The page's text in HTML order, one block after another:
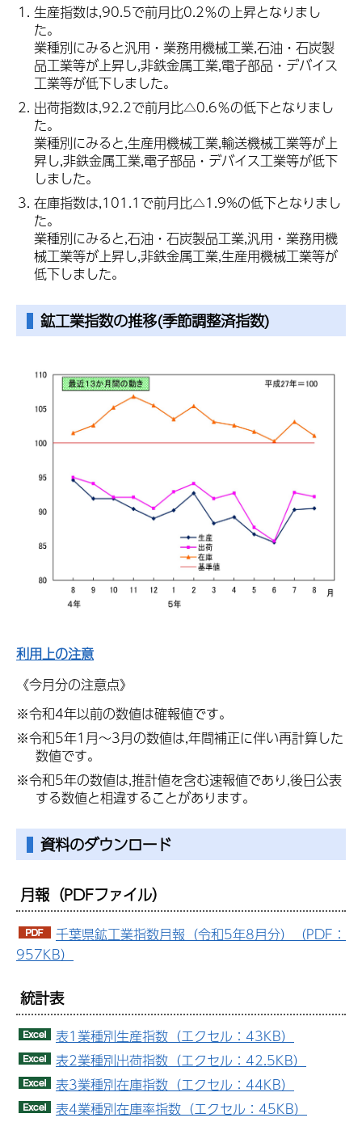
生産指数は,90.5で前月比0.2％の上昇となりまし
た。
業種別にみると汎用・業務用機械工業,石油・石炭製
品工業等が上昇し,非鉄金属工業,電子部品・デバイス
工業等が低下しました。
出荷指数は,92.2で前月比△0.6％の低下となりまし
た。
業種別にみると,生産用機械工業,輸送機械工業等が上
昇し,非鉄金属工業,電子部品・デバイス工業等が低下
しました。
在庫指数は,101.1で前月比△1.9%の低下となりまし
た。
業種別にみると,石油・石炭製品工業,汎用・業務用機
械工業等が上昇し,非鉄金属工業,生産用機械工業等が
低下しました。
鉱工業指数の推移(季節調整済指数)
利用上の注意
《今月分の注意点》
※令和4年以前の数値は確報値です。
※令和5年1月～3月の数値は,年間補正に伴い再計算した
数値です。
※令和5年の数値は,推計値を含む速報値であり,後日公表
する数値と相違することがあります。
資料のダウンロード
月報（PDFファイル）
千葉県鉱工業指数月報（令和5年8月分）（PDF：
957KB）
統計表
表1業種別生産指数（エクセル：43KB）
表2業種別出荷指数（エクセル：42.5KB）
表3業種別在庫指数（エクセル：44KB）
表4業種別在庫率指数（エクセル：45KB）